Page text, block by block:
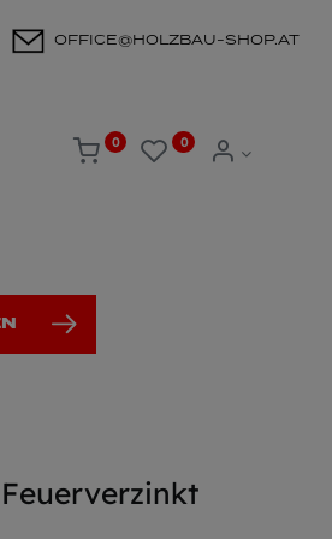
OFFICE@HOLZBAU-SHOP.AT
0 0